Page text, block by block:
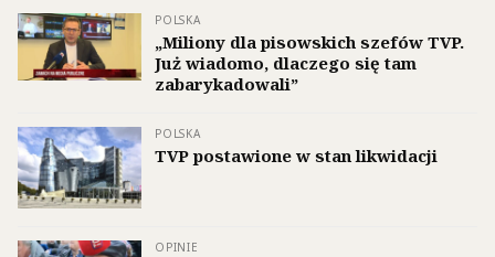
POLSKA
„Miliony dla pisowskich szefów TVP.
Już wiadomo, dlaczego się tam
zabarykadowali”
POLSKA
TVP postawione w stan likwidacji
OPINIE